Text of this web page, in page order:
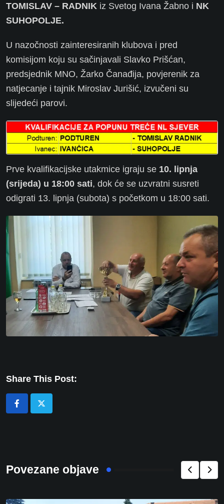
TOMISLAV – RADNIK iz Svetog Ivana Žabno i NK
SUHOPOLJE.
U nazočnosti zainteresiranih klubova i pred
komisijom koju su sačinjavali Slavko Prišćan,
predsjednik MNO, Žarko Čanađija, povjerenik za
natjecanje i tajnik Miroslav Jurišić, izvučeni su
slijedeći parovi.
Prve kvalifikacijske utakmice igraju se 10. lipnja
(srijeda) u 18:00 sati, dok će se uzvratni susreti
odigrati 13. lipnja (subota) s početkom u 18:00 sati.
Share This Post:
Povezane objave